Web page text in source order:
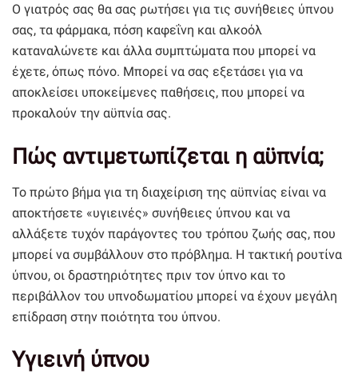
Ο γιατρός σας θα σας ρωτήσει για τις συνήθειες ύπνου
σας, τα φάρμακα, πόση καφεΐνη και αλκοόλ
καταναλώνετε και άλλα συμπτώματα που μπορεί να
έχετε, όπως πόνο. Μπορεί να σας εξετάσει για να
αποκλείσει υποκείμενες παθήσεις, που μπορεί να
προκαλούν την αϋπνία σας.
Πώς αντιμετωπίζεται η αϋπνία;
Το πρώτο βήμα για τη διαχείριση της αϋπνίας είναι να
αποκτήσετε «υγιεινές» συνήθειες ύπνου και να
αλλάξετε τυχόν παράγοντες του τρόπου ζωής σας, που
μπορεί να συμβάλλουν στο πρόβλημα. Η τακτική ρουτίνα
ύπνου, οι δραστηριότητες πριν τον ύπνο και το
περιβάλλον του υπνοδωματίου μπορεί να έχουν μεγάλη
επίδραση στην ποιότητα του ύπνου.
Υγιεινή ύπνου